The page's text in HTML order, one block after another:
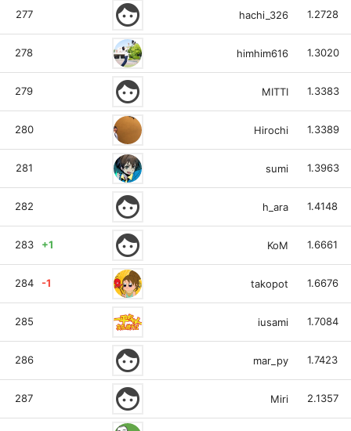
277 face hachi_326 1.2728
278 himhim616 1.3020
279 face MITTI 1.3383
280 Hirochi 1.3389
281 sumi 1.3963
282 face h_ara 1.4148
283 +1 face KoM 1.6661
284 -1 takopot 1.6676
285 iusami 1.7084
286 face mar_py 1.7423
287 face Miri 2.1357